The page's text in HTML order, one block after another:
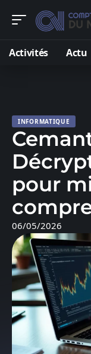
Activités Actu
INFORMATIQUE
pour
06/05/2026